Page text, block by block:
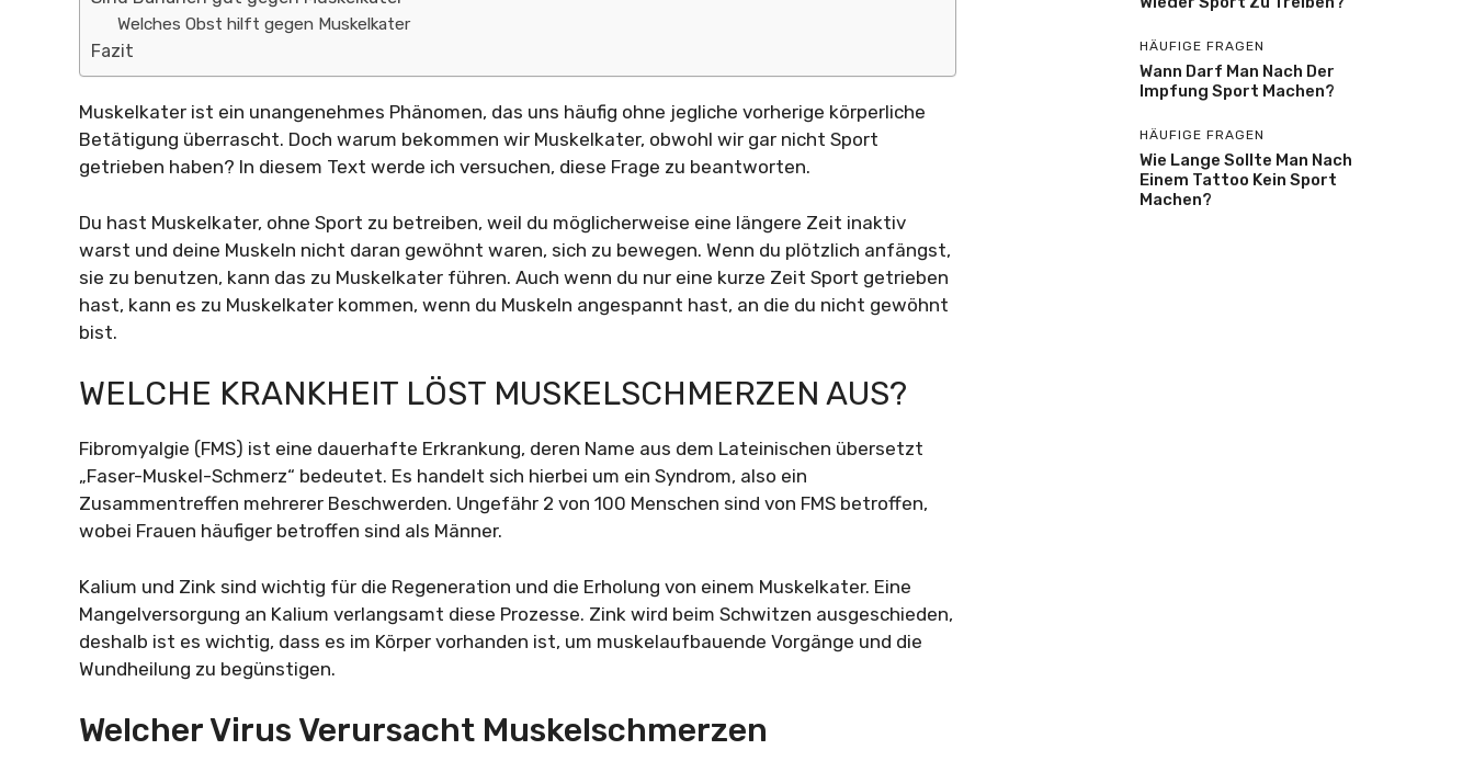
Welches Obst hilft gegen Muskelkater
Fazit
Muskelkater ist ein unangenehmes Phänomen, das uns häufig ohne jegliche vorherige körperliche
Betätigung überrascht. Doch warum bekommen wir Muskelkater, obwohl wir gar nicht Sport
getrieben haben? In diesem Text werde ich versuchen, diese Frage zu beantworten.
Du hast Muskelkater, ohne Sport zu betreiben, weil du möglicherweise eine längere Zeit inaktiv
warst und deine Muskeln nicht daran gewöhnt waren, sich zu bewegen. Wenn du plötzlich anfängst,
sie zu benutzen, kann das zu Muskelkater führen. Auch wenn du nur eine kurze Zeit Sport getrieben
hast, kann es zu Muskelkater kommen, wenn du Muskeln angespannt hast, an die du nicht gewöhnt
bist.
WELCHE KRANKHEIT LÖST MUSKELSCHMERZEN AUS?
Fibromyalgie (FMS) ist eine dauerhafte Erkrankung, deren Name aus dem Lateinischen übersetzt
„Faser-Muskel-Schmerz“ bedeutet. Es handelt sich hierbei um ein Syndrom, also ein
Zusammentreffen mehrerer Beschwerden. Ungefähr 2 von 100 Menschen sind von FMS betroffen,
wobei Frauen häufiger betroffen sind als Männer.
Kalium und Zink sind wichtig für die Regeneration und die Erholung von einem Muskelkater. Eine
Mangelversorgung an Kalium verlangsamt diese Prozesse. Zink wird beim Schwitzen ausgeschieden,
deshalb ist es wichtig, dass es im Körper vorhanden ist, um muskelaufbauende Vorgänge und die
Wundheilung zu begünstigen.
Welcher Virus Verursacht Muskelschmerzen
HÄUFIGE FRAGEN
Wann Darf Man Nach Der
Impfung Sport Machen?
HÄUFIGE FRAGEN
Wie Lange Sollte Man Nach
Einem Tattoo Kein Sport
Machen?